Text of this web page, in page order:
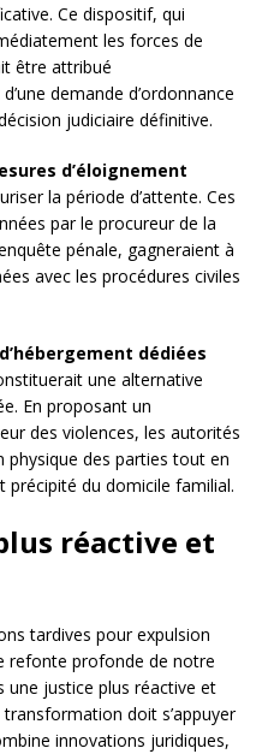
Ce dispositif, qui
les forces de
être attribué
demande d’ordonnance
judiciaire définitive.
d’éloignement
la période d’attente. Ces
par le procureur de la
pénale, gagneraient à
avec les procédures civiles
dédiées
une alternative
En proposant un
des violences, les autorités
des parties tout en
précipité du domicile familial.
réactive et
tardives pour expulsion
refonte profonde de notre
une justice plus réactive et
doit s’appuyer
innovations juridiques,